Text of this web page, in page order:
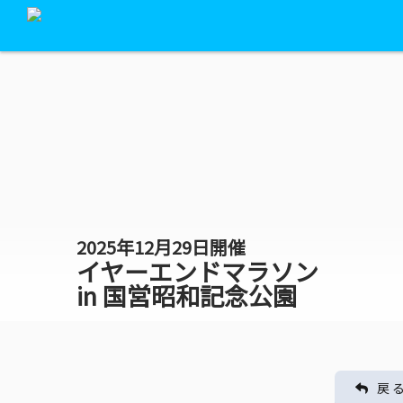
2025年12月29日開催
イヤーエンドマラソン
in 国営昭和記念公園
戻